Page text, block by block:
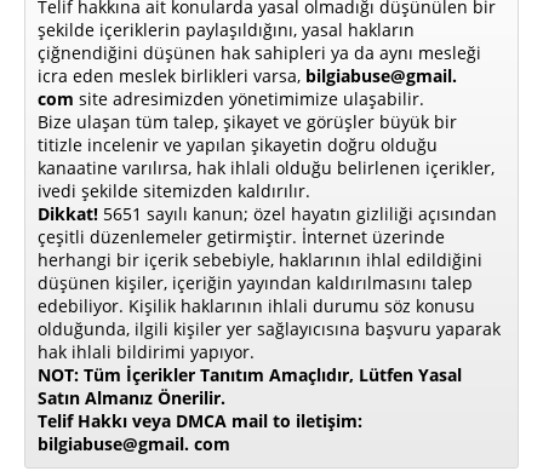
Telif hakkına ait konularda yasal olmadığı düşünülen bir
şekilde içeriklerin paylaşıldığını, yasal hakların
çiğnendiğini düşünen hak sahipleri ya da aynı mesleği
icra eden meslek birlikleri varsa, bilgiabuse@gmail.
com site adresimizden yönetimimize ulaşabilir.
Bize ulaşan tüm talep, şikayet ve görüşler büyük bir
titizle incelenir ve yapılan şikayetin doğru olduğu
kanaatine varılırsa, hak ihlali olduğu belirlenen içerikler,
ivedi şekilde sitemizden kaldırılır.
Dikkat! 5651 sayılı kanun; özel hayatın gizliliği açısından
çeşitli düzenlemeler getirmiştir. İnternet üzerinde
herhangi bir içerik sebebiyle, haklarının ihlal edildiğini
düşünen kişiler, içeriğin yayından kaldırılmasını talep
edebiliyor. Kişilik haklarının ihlali durumu söz konusu
olduğunda, ilgili kişiler yer sağlayıcısına başvuru yaparak
hak ihlali bildirimi yapıyor.
NOT: Tüm İçerikler Tanıtım Amaçlıdır, Lütfen Yasal
Satın Almanız Önerilir.
Telif Hakkı veya DMCA mail to iletişim:
bilgiabuse@gmail. com